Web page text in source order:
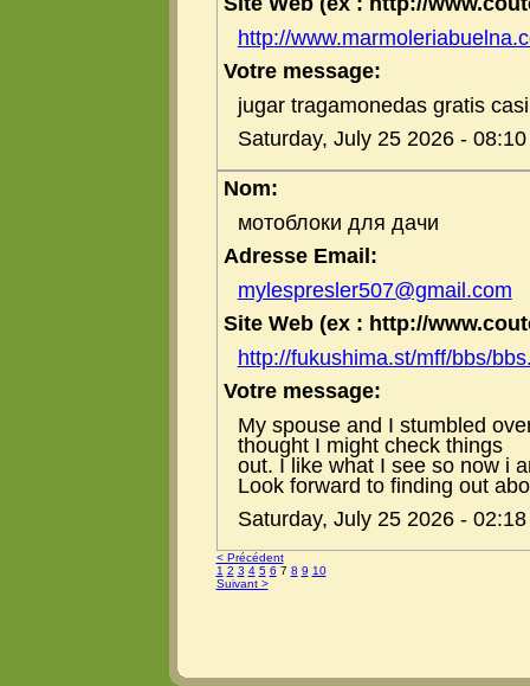
http://
Votre message:
jugar tragamonedas gratis
Saturday, July 25 2026 -
Nom:
мотоблоки для дачи
Adresse Email:
mylespresler507@gmail.com
Site Web (ex : http://
http://fukushima.st/mff/bbs/
Votre message:
My spouse and I stumbled
thought I might check things
out. I like what I see so now i
Look forward to finding out
Saturday, July 25 2026 - 02:18
< Précédent
1 2 3 4 5 6 7 8 9 10
Suivant >